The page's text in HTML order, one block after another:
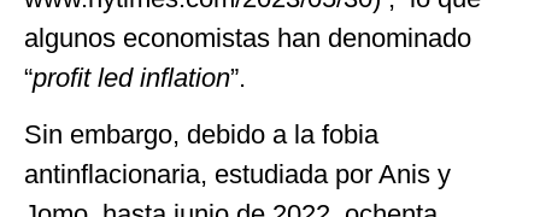
algunos economistas han denominado
“profit led inflation”.
Sin embargo, debido a la fobia
antinflacionaria, estudiada por Anis y